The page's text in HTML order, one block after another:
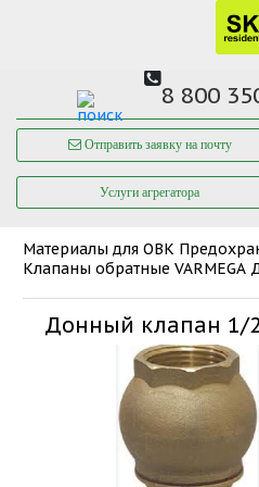
8 800
Отправить заявку на почту
Услуги агрегатора
Материалы для ОВК
Клапаны обратные VARMEGA
Донный клапан 1/